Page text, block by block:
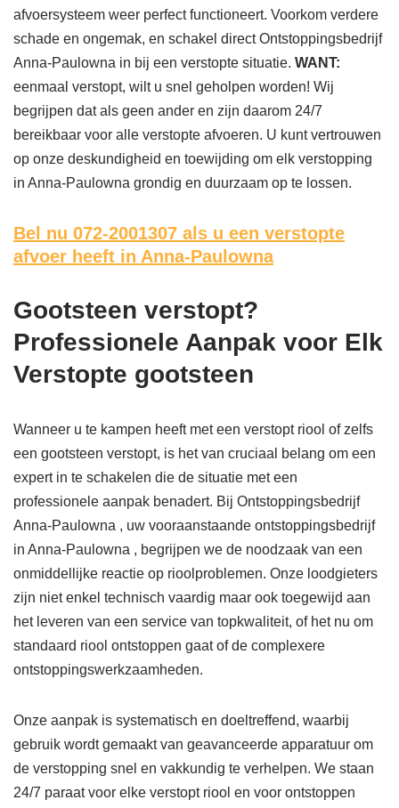
afvoersysteem weer perfect functioneert. Voorkom verdere
schade en ongemak, en schakel direct Ontstoppingsbedrijf
Anna-Paulowna in bij een verstopte situatie. WANT:
eenmaal verstopt, wilt u snel geholpen worden! Wij
begrijpen dat als geen ander en zijn daarom 24/7
bereikbaar voor alle verstopte afvoeren. U kunt vertrouwen
op onze deskundigheid en toewijding om elk verstopping
in Anna-Paulowna grondig en duurzaam op te lossen.
Bel nu 072-2001307 als u een verstopte
afvoer heeft in Anna-Paulowna
Gootsteen verstopt?
Professionele Aanpak voor Elk
Verstopte gootsteen
Wanneer u te kampen heeft met een verstopt riool of zelfs
een gootsteen verstopt, is het van cruciaal belang om een
expert in te schakelen die de situatie met een
professionele aanpak benadert. Bij Ontstoppingsbedrijf
Anna-Paulowna , uw vooraanstaande ontstoppingsbedrijf
in Anna-Paulowna , begrijpen we de noodzaak van een
onmiddellijke reactie op rioolproblemen. Onze loodgieters
zijn niet enkel technisch vaardig maar ook toegewijd aan
het leveren van een service van topkwaliteit, of het nu om
standaard riool ontstoppen gaat of de complexere
ontstoppingswerkzaamheden.
Onze aanpak is systematisch en doeltreffend, waarbij
gebruik wordt gemaakt van geavanceerde apparatuur om
de verstopping snel en vakkundig te verhelpen. We staan
24/7 paraat voor elke verstopt riool en voor ontstoppen